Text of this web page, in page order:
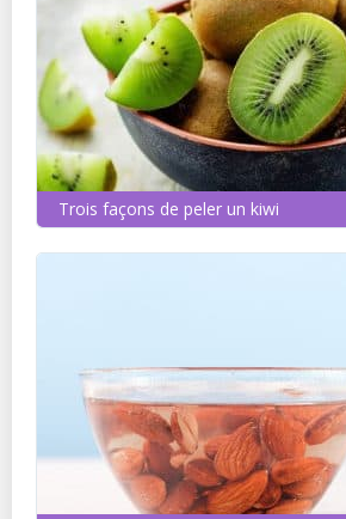
Trois façons de peler un kiwi